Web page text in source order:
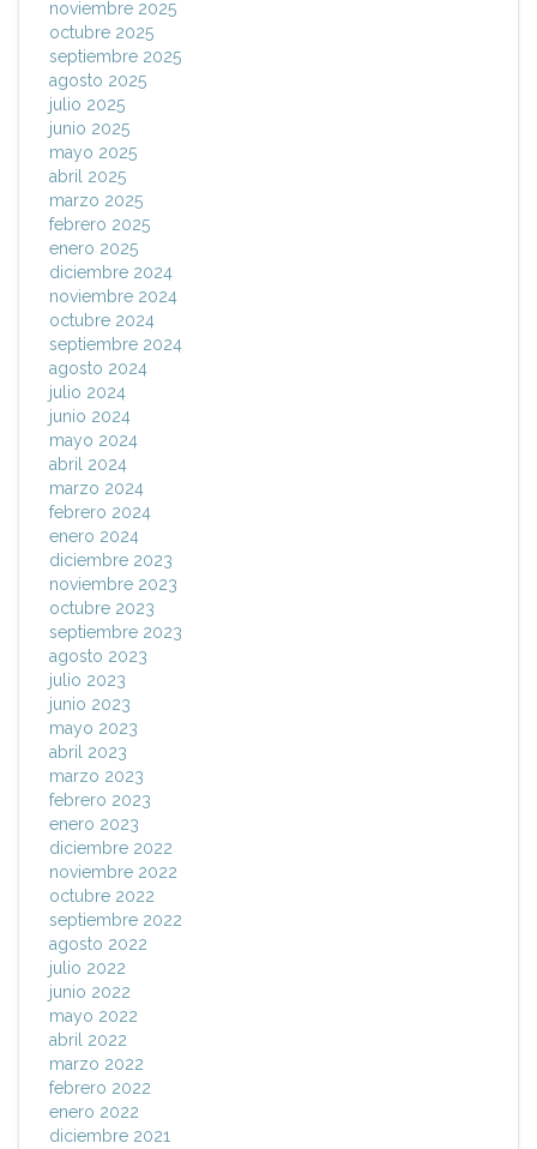
noviembre 2025
octubre 2025
septiembre 2025
agosto 2025
julio 2025
junio 2025
mayo 2025
abril 2025
marzo 2025
febrero 2025
enero 2025
diciembre 2024
noviembre 2024
octubre 2024
septiembre 2024
agosto 2024
julio 2024
junio 2024
mayo 2024
abril 2024
marzo 2024
febrero 2024
enero 2024
diciembre 2023
noviembre 2023
octubre 2023
septiembre 2023
agosto 2023
julio 2023
junio 2023
mayo 2023
abril 2023
marzo 2023
febrero 2023
enero 2023
diciembre 2022
noviembre 2022
octubre 2022
septiembre 2022
agosto 2022
julio 2022
junio 2022
mayo 2022
abril 2022
marzo 2022
febrero 2022
enero 2022
diciembre 2021